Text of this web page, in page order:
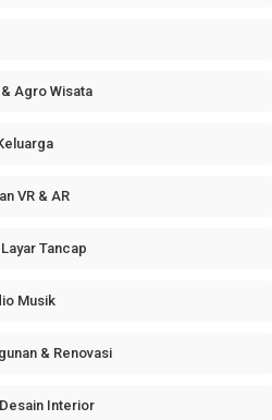
Agro Wisata
VR & AR
Tancap
Musik
& Renovasi
Interior